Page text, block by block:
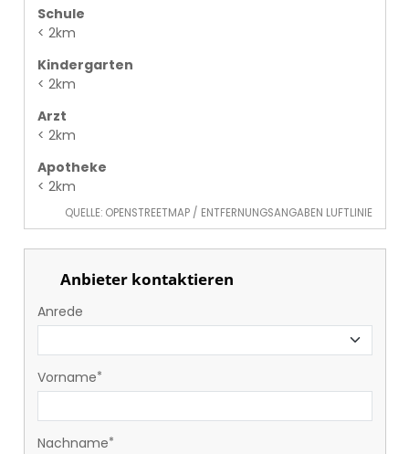
Schule
< 2km
Kindergarten
< 2km
Arzt
< 2km
Apotheke
< 2km
QUELLE: OPENSTREETMAP / ENTFERNUNGSANGABEN LUFTLINIE
Anbieter kontaktieren
Anrede
Vorname
Nachname